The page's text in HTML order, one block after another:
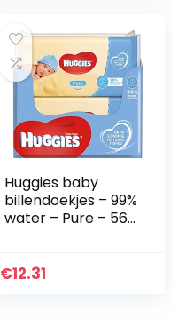
Huggies baby
billendoekjes – 99%
water – Pure – 560
g
€12.31